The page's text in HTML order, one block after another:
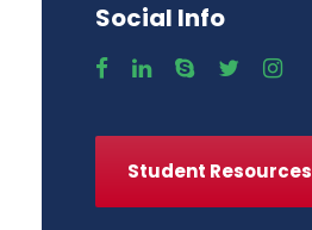
Social Info
Student Resources